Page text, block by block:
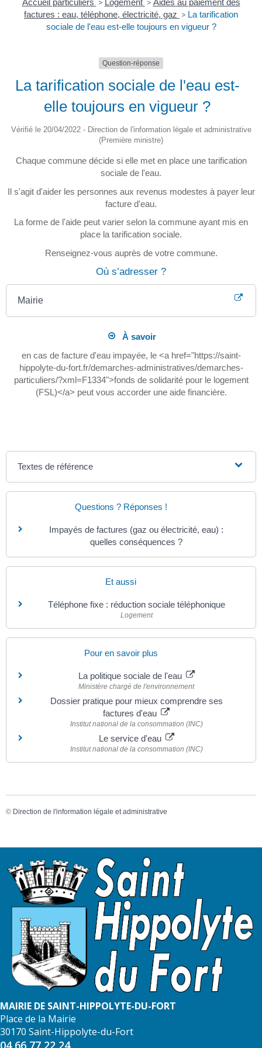
Accueil particuliers > Logement > Aides au paiement des
factures : eau, téléphone, électricité, gaz > La tarification
sociale de l'eau est-elle toujours en vigueur ?
Question-réponse
La tarification sociale de l'eau est-
elle toujours en vigueur ?
Vérifié le 20/04/2022 - Direction de l'information légale et administrative
(Première ministre)
Chaque commune décide si elle met en place une tarification
sociale de l'eau.
Il s'agit d'aider les personnes aux revenus modestes à payer leur
facture d'eau.
La forme de l'aide peut varier selon la commune ayant mis en
place la tarification sociale.
Renseignez-vous auprès de votre commune.
Où s’adresser ?
Mairie
À savoir
en cas de facture d'eau impayée, le <a href="https://saint-
hippolyte-du-fort.fr/demarches-administratives/demarches-
particuliers/?xml=F1334">fonds de solidarité pour le logement
(FSL)</a> peut vous accorder une aide financière.
Textes de référence
Questions ? Réponses !
Impayés de factures (gaz ou électricité, eau) :
quelles conséquences ?
Et aussi
Téléphone fixe : réduction sociale téléphonique
Logement
Pour en savoir plus
La politique sociale de l'eau
Ministère chargé de l'environnement
Dossier pratique pour mieux comprendre ses
factures d'eau
Institut national de la consommation (INC)
Le service d'eau
Institut national de la consommation (INC)
© Direction de l'information légale et administrative
MAIRIE DE SAINT-HIPPOLYTE-DU-FORT
Place de la Mairie
30170 Saint-Hippolyte-du-Fort
04 66 77 22 24